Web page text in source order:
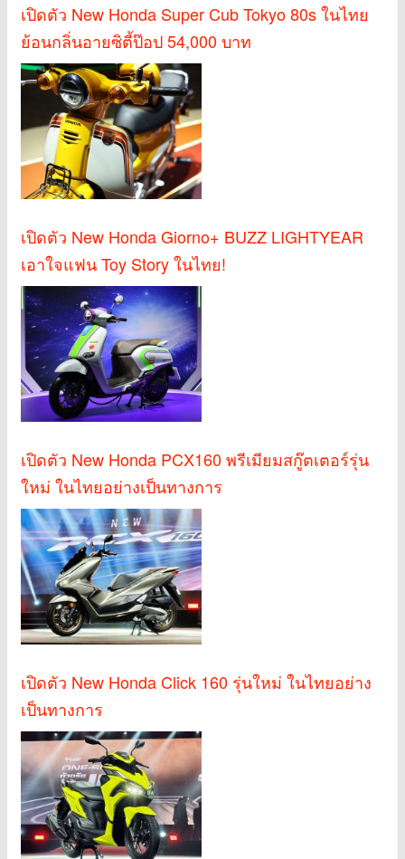
เปิดตัว New Honda Super Cub Tokyo 80s ในไทย
ย้อนกลิ่นอายซิตี้ป๊อป 54,000 บาท
เปิดตัว New Honda Giorno+ BUZZ LIGHTYEAR
เอาใจแฟน Toy Story ในไทย!
เปิดตัว New Honda PCX160 พรีเมียมสกู๊ตเตอร์รุ่น
ใหม่ ในไทยอย่างเป็นทางการ
เปิดตัว New Honda Click 160 รุ่นใหม่ ในไทยอย่าง
เป็นทางการ